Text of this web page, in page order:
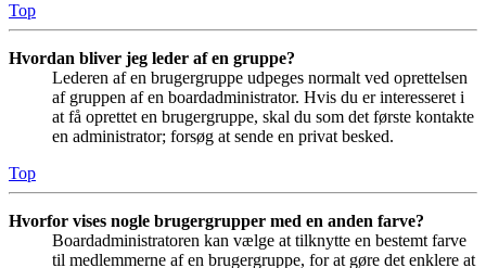
Top
Hvordan bliver jeg leder af en gruppe?
Lederen af en brugergruppe udpeges normalt ved oprettelsen
af gruppen af en boardadministrator. Hvis du er interesseret i
at få oprettet en brugergruppe, skal du som det første kontakte
en administrator; forsøg at sende en privat besked.
Top
Hvorfor vises nogle brugergrupper med en anden farve?
Boardadministratoren kan vælge at tilknytte en bestemt farve
til medlemmerne af en brugergruppe, for at gøre det enklere at